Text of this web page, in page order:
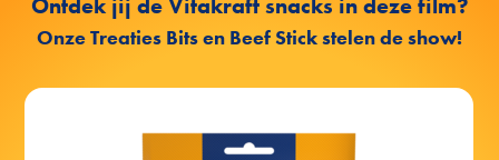
Ontdek jij de Vitakraft snacks in deze film?
Onze Treaties Bits en Beef Stick stelen de show!